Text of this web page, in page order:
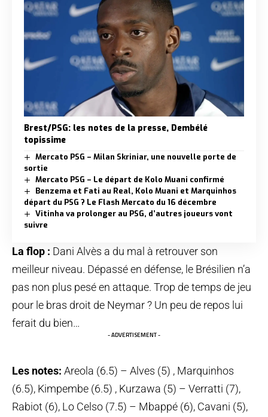
Brest/PSG: les notes de la presse, Dembélé
topissime
Mercato PSG – Milan Skriniar, une nouvelle porte de
sortie
Mercato PSG – Le départ de Kolo Muani confirmé
Benzema et Fati au Real, Kolo Muani et Marquinhos
départ du PSG ? Le Flash Mercato du 16 décembre
Vitinha va prolonger au PSG, d’autres joueurs vont
suivre
La flop : Dani Alvès a du mal à retrouver son
meilleur niveau. Dépassé en défense, le Brésilien n’a
pas non plus pesé en attaque. Trop de temps de jeu
pour le bras droit de Neymar ? Un peu de repos lui
ferait du bien…
- ADVERTISEMENT -
Les notes: Areola (6.5) – Alves (5) , Marquinhos
(6.5), Kimpembe (6.5) , Kurzawa (5) – Verratti (7),
Rabiot (6), Lo Celso (7.5) – Mbappé (6), Cavani (5),